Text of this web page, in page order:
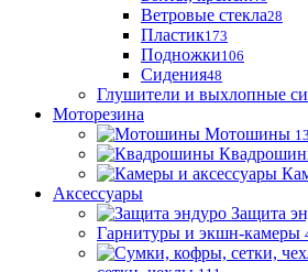
Ветровые стекла28
Пластик173
Подножки106
Сидения48
Глушители и выхлопные
Моторезина
Мотошины
Аксессуары
Защита
Гарнитуры и экшн-камеры